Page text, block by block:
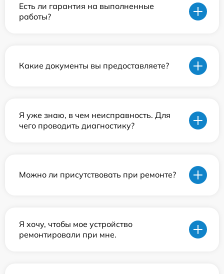
Есть ли гарантия на выполненные
работы?
Какие документы вы предоставляете?
Я уже знаю, в чем неисправность. Для
чего проводить диагностику?
Можно ли присутствовать при ремонте?
Я хочу, чтобы мое устройство
ремонтировали при мне.